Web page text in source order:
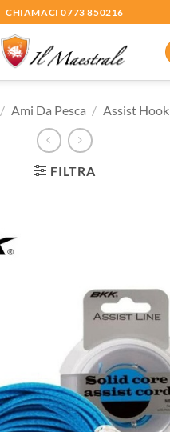
CHIAMACI 0773 850216
/ Ami Da Pesca / Assist Hook
FILTRA